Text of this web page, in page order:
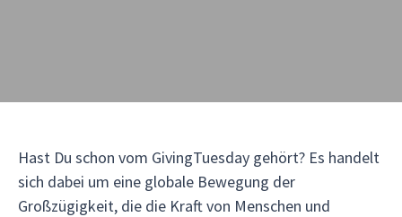
Hast Du schon vom GivingTuesday gehört? Es handelt
sich dabei um eine globale Bewegung der
Großzügigkeit, die die Kraft von Menschen und